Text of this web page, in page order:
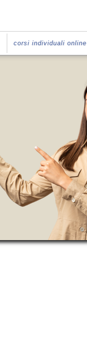
corsi individuali online